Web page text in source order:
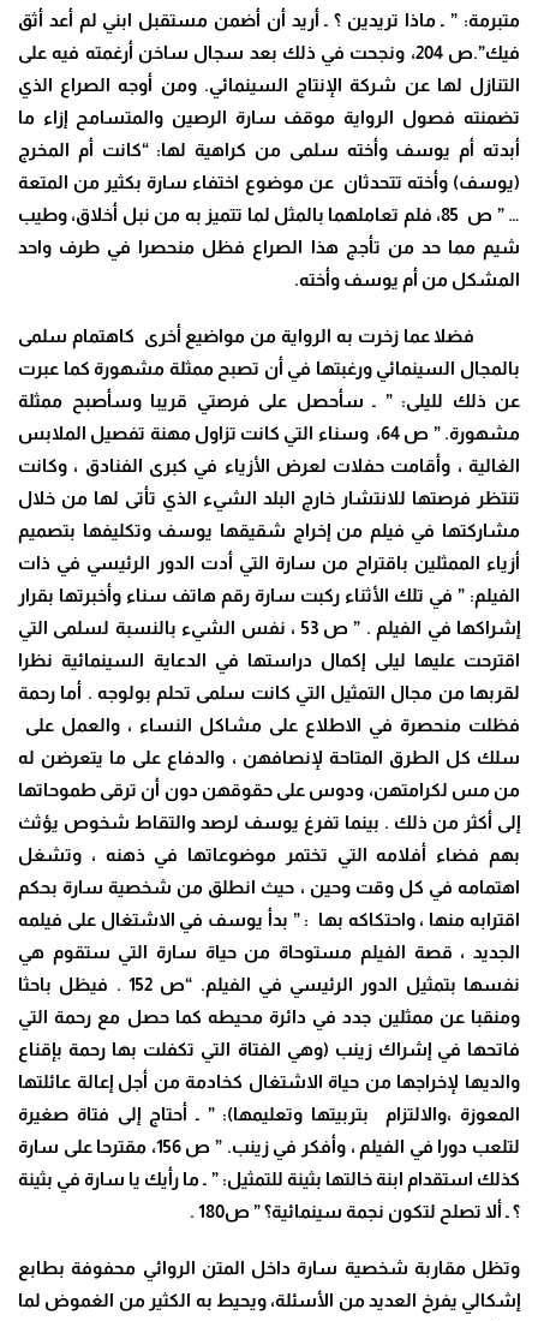
متبرمة: ” ـ ماذا تريدين ؟ ـ أريد أن أضمن مستقبل ابني لم أعد أثق
فيك”.ص 204، ونجحت في ذلك بعد سجال ساخن أرغمته فيه على
التنازل لها عن شركة الإنتاج السينمائي. ومن أوجه الصراع الذي
تضمنته فصول الرواية موقف سارة الرصين والمتسامح إزاء ما
أبدته أم يوسف وأخته سلمى من كراهية لها: “كانت أم المخرج
(يوسف) وأخته تتحدثان عن موضوع اختفاء سارة بكثير من المتعة
… ” ص 85، فلم تعاملهما بالمثل لما تتميز به من نبل أخلاق، وطيب
شيم مما حد من تأجج هذا الصراع فظل منحصرا في طرف واحد
المشكل من أم يوسف وأخته.
فضلا عما زخرت به الرواية من مواضيع أخرى كاهتمام سلمى
بالمجال السينمائي ورغبتها في أن تصبح ممثلة مشهورة كما عبرت
عن ذلك لليلى: ” ـ سأحصل على فرصتي قريبا وسأصبح ممثلة
مشهورة. ” ص 64، وسناء التي كانت تزاول مهنة تفصيل الملابس
الغالية ، وأقامت حفلات لعرض الأزياء في كبرى الفنادق ، وكانت
تنتظر فرصتها للانتشار خارج البلد الشيء الذي تأتى لها من خلال
مشاركتها في فيلم من إخراج شقيقها يوسف وتكليفها بتصميم
أزياء الممثلين باقتراح من سارة التي أدت الدور الرئيسي في ذات
الفيلم: ” في تلك الأثناء ركبت سارة رقم هاتف سناء وأخبرتها بقرار
إشراكها في الفيلم . ” ص 53 ، نفس الشيء بالنسبة لسلمى التي
اقترحت عليها ليلى إكمال دراستها في الدعاية السينمائية نظرا
لقربها من مجال التمثيل التي كانت سلمى تحلم بولوجه . أما رحمة
فظلت منحصرة في الاطلاع على مشاكل النساء ، والعمل على
سلك كل الطرق المتاحة لإنصافهن ، والدفاع على ما يتعرضن له
من مس لكرامتهن، ودوس على حقوقهن دون أن ترقى طموحاتها
إلى أكثر من ذلك . بينما تفرغ يوسف لرصد والتقاط شخوص يؤثث
بهم فضاء أفلامه التي تختمر موضوعاتها في ذهنه ، وتشغل
اهتمامه في كل وقت وحين ، حيث انطلق من شخصية سارة بحكم
اقترابه منها ، واحتكاكه بها : ” بدأ يوسف في الاشتغال على فيلمه
الجديد ، قصة الفيلم مستوحاة من حياة سارة التي ستقوم هي
نفسها بتمثيل الدور الرئيسي في الفيلم. “ص 152 . فيظل باحثا
ومنقبا عن ممثلين جدد في دائرة محيطه كما حصل مع رحمة التي
فاتحها في إشراك زينب (وهي الفتاة التي تكفلت بها رحمة بإقناع
والديها لإخراجها من حياة الاشتغال كخادمة من أجل إعالة عائلتها
المعوزة ،والالتزام بتربيتها وتعليمها): ” ـ أحتاج إلى فتاة صغيرة
لتلعب دورا في الفيلم ، وأفكر في زينب. ” ص 156، مقترحا على سارة
كذلك استقدام ابنة خالتها بثينة للتمثيل: ” ـ ما رأيك يا سارة في بثينة
؟ ـ ألا تصلح لتكون نجمة سينمائية؟ ” ص180 .
وتظل مقاربة شخصية سارة داخل المتن الروائي محفوفة بطابع
إشكالي يفرخ العديد من الأسئلة، ويحيط به الكثير من الغموض لما